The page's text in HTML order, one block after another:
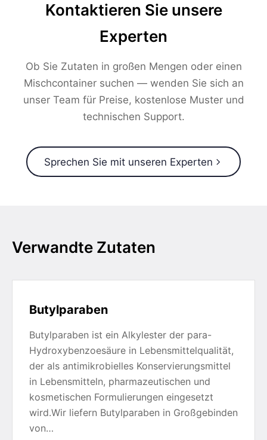
Kontaktieren Sie unsere
Experten
Ob Sie Zutaten in großen Mengen oder einen
Mischcontainer suchen — wenden Sie sich an
unser Team für Preise, kostenlose Muster und
technischen Support.
Sprechen Sie mit unseren Experten
Verwandte Zutaten
Butylparaben
Butylparaben ist ein Alkylester der para-
Hydroxybenzoesäure in Lebensmittelqualität,
der als antimikrobielles Konservierungsmittel
in Lebensmitteln, pharmazeutischen und
kosmetischen Formulierungen eingesetzt
wird.Wir liefern Butylparaben in Großgebinden
von…